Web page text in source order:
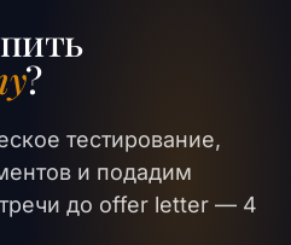
?
тестирование,
и подадим
до offer letter — 4